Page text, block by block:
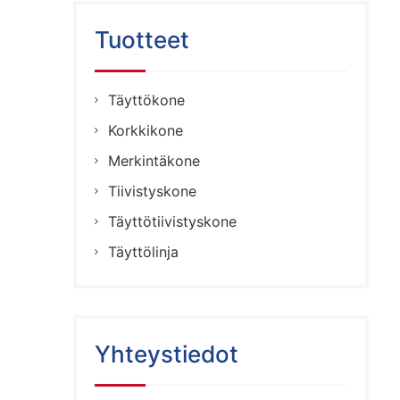
Tuotteet
Täyttökone
Korkkikone
Merkintäkone
Tiivistyskone
Täyttötiivistyskone
Täyttölinja
Yhteystiedot